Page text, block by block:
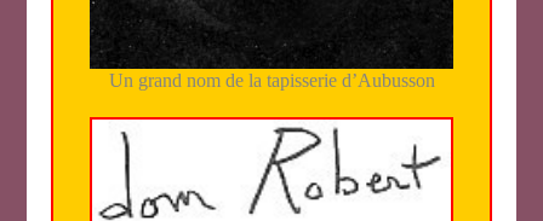
Un grand nom de la tapisserie d’Aubusson